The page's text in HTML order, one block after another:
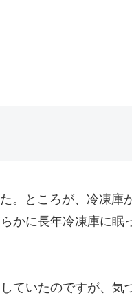
。ところが、冷凍庫
かに長年冷凍庫に眠
ていたのですが、気